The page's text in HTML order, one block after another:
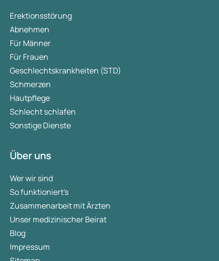
Erektionsstörung
Abnehmen
Für Männer
Für Frauen
Geschlechtskrankheiten (STD)
Schmerzen
Hautpflege
Schlecht schlafen
Sonstige Dienste
Über uns
Wer wir sind
So funktioniert's
Zusammenarbeit mit Ärzten
Unser medizinischer Beirat
Blog
Impressum